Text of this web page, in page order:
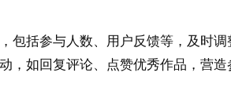
包括参与人数、用户反馈等，及时调
，如回复评论、点赞优秀作品，营造